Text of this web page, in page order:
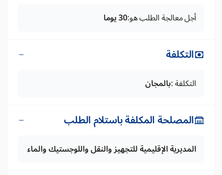
أجل معالجة الطلب هو:30 يوما
التكلفة
التكلفة :بالمجان
المصلحة المكلفة باستلام الطلب
المديرية الإقليمية للتجهيز والنقل واللوجستيك والماء